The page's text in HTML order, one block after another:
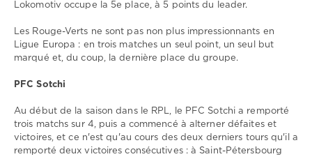
Lokomotiv occupe la 5e place, à 5 points du leader.
Les Rouge-Verts ne sont pas non plus impressionnants en
Ligue Europa : en trois matches un seul point, un seul but
marqué et, du coup, la dernière place du groupe.
PFC Sotchi
Au début de la saison dans le RPL, le PFC Sotchi a remporté
trois matchs sur 4, puis a commencé à alterner défaites et
victoires, et ce n'est qu'au cours des deux derniers tours qu'il a
remporté deux victoires consécutives : à Saint-Pétersbourg